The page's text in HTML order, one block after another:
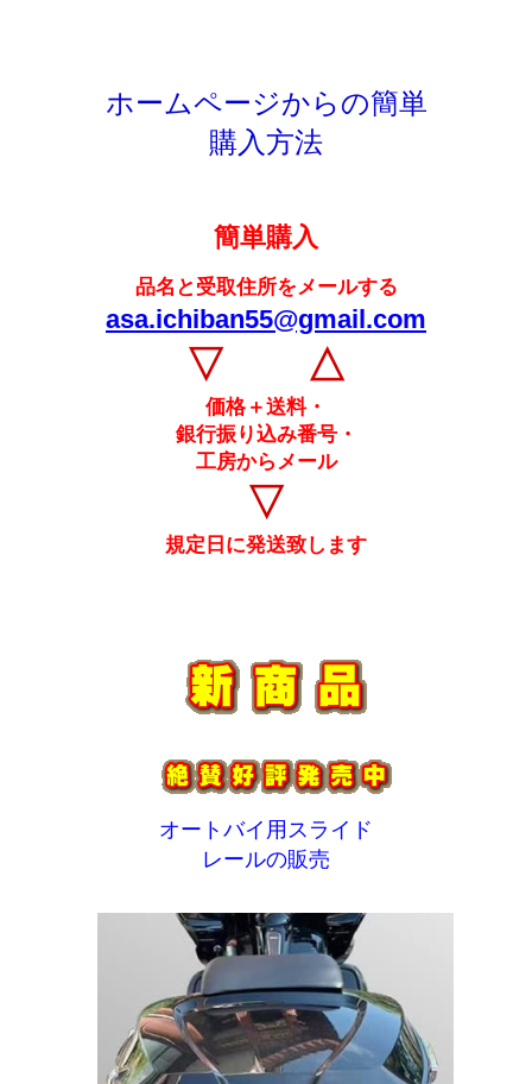
ホームページからの簡単
購入方法
簡単購入
品名と受取住所をメールする
asa.ichiban55@gmail.com
▽ △
価格＋送料・
銀行振り込み番号・
工房からメール
▽
規定日に発送致します
オートバイ用スライド
レールの販売